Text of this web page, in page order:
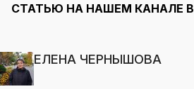
СТАТЬЮ НА НАШЕМ КАНАЛЕ В
ЕЛЕНА ЧЕРНЫШОВА